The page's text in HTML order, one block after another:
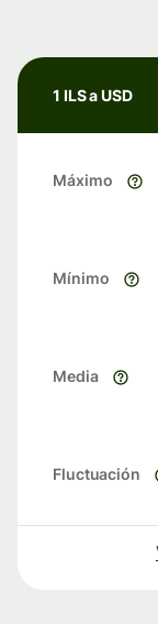
1 ILS a USD
Máximo
Mínimo
Media
Fluctuación